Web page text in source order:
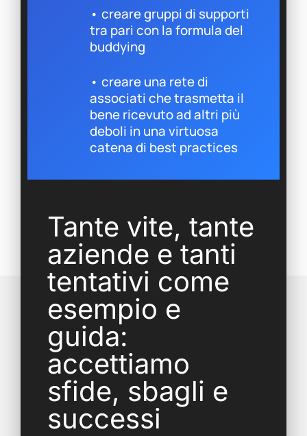
• creare gruppi di supporti
tra pari con la formula del
buddying
• creare una rete di
associati che trasmetta il
bene ricevuto ad altri più
deboli in una virtuosa
catena di best practices
Tante vite, tante
aziende e tanti
tentativi come
esempio e
guida:
accettiamo
sfide, sbagli e
successi